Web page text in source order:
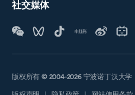
社交媒体
版权所有 © 2004-2026 宁波诺丁汉大学